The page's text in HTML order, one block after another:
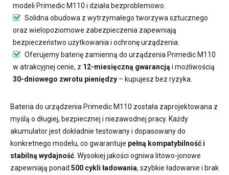
modeli Primedic M110 i działa bezproblemowo.
Solidna obudowa z wytrzymałego tworzywa sztucznego
oraz wielopoziomowe zabezpieczenia zapewniają
bezpieczeństwo użytkowania i ochronę urządzenia.
Oferujemybaterię zamienną do urządzenia Primedic M110
w atrakcyjnej cenie, z 12-miesięczną gwarancją i możliwością
30-dniowego zwrotu pieniędzy – kupujesz bez ryzyka.
Bateria do urządzenia Primedic M110 została zaprojektowana z
myślą o długiej, bezpiecznej i niezawodnej pracy. Każdy
akumulator jest dokładnie testowany i dopasowany do
konkretnego modelu, co gwarantuje pełną kompatybilność i
stabilną wydajność . Wysokiej jakości ogniwa litowo-jonowe
zapewniają ponad 500 cykli ładowania, szybkie ładowanie i brak